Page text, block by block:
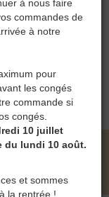
à nous faire
commandes de
à notre
pour
les congés
commande si
congés.
10 juillet
du lundi 10 août.
et sommes
la rentrée !
DE